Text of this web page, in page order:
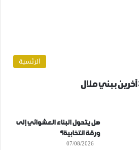
الرئسية
هل يتحول البناء العشوائي إلى
ورقة انتخابية؟
07/08/2026